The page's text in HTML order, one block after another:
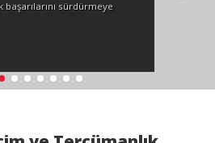
sürdürmeye